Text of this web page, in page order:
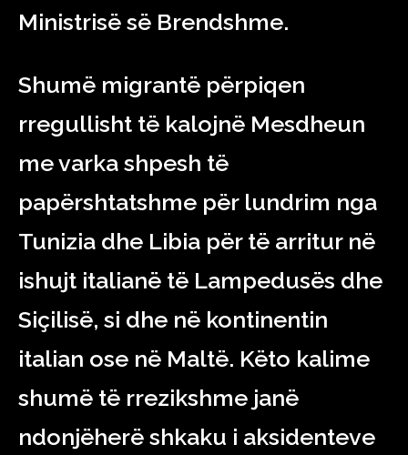
Ministrisë së Brendshme.
Shumë migrantë përpiqen
rregullisht të kalojnë Mesdheun
me varka shpesh të
papërshtatshme për lundrim nga
Tunizia dhe Libia për të arritur në
ishujt italianë të Lampedusës dhe
Siçilisë, si dhe në kontinentin
italian ose në Maltë. Këto kalime
shumë të rrezikshme janë
ndonjëherë shkaku i aksidenteve